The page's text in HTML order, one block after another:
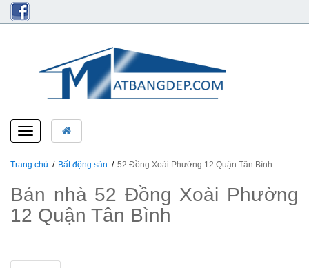
Toggle
navigation
Trang chủ Bất động sản 52 Đồng Xoài Phường 12 Quận Tân Bình
Bán nhà 52 Đồng Xoài Phường
12 Quận Tân Bình